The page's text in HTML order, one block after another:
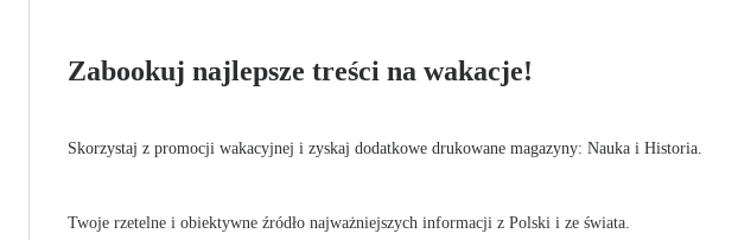
Zabookuj najlepsze treści na wakacje!
Skorzystaj z promocji wakacyjnej i zyskaj dodatkowe drukowane magazyny: Nauka i Historia.
Twoje rzetelne i obiektywne źródło najważniejszych informacji z Polski i ze świata.